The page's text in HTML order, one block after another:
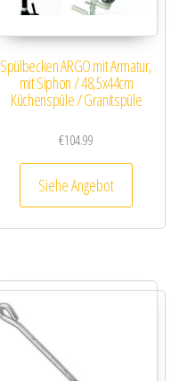
Spülbecken ARGO mit Armatur,
mit Siphon / 48,5x44cm
Küchenspüle / Granitspüle
€104.99
Siehe Angebot